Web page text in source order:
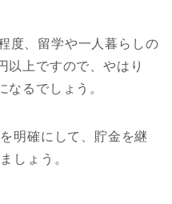
度、留学や一人暮らしの
以上ですので、やはり
るでしょう。
明確にして、貯金を継
しょう。